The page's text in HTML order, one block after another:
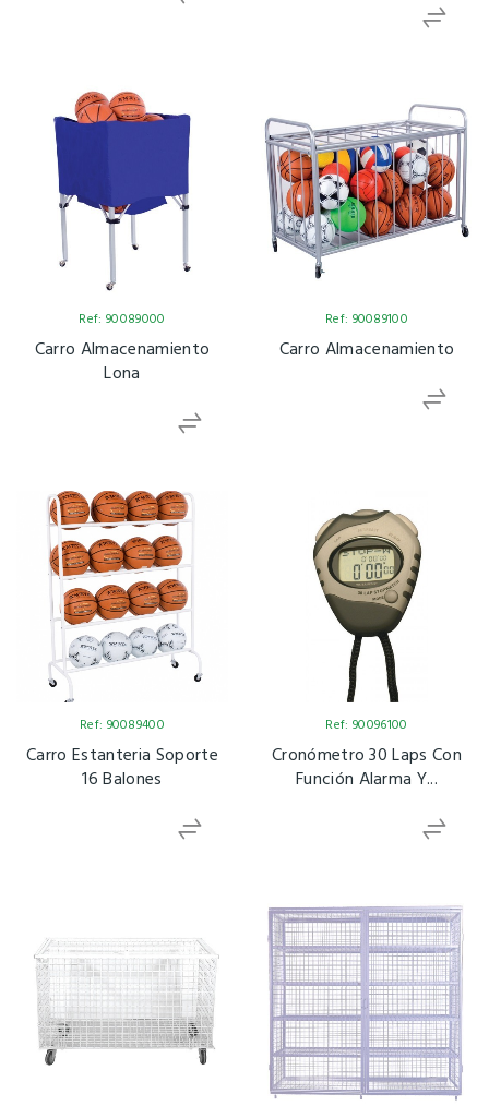
Ref: 90089000
Carro Almacenamiento
Lona
Ref: 90089100
Carro Almacenamiento
Ref: 90089400
Carro Estanteria Soporte
16 Balones
Ref: 90096100
Cronómetro 30 Laps Con
Función Alarma Y...